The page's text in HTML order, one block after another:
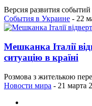
Версия развития событий
События в Украине - 22
Мешканка Італії
ситуацію в країні
Розмова з жителькою
Новости мира - 21 марта